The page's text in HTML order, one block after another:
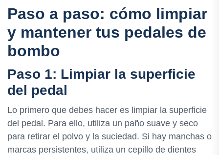
Paso a paso: cómo limpiar
y mantener tus pedales de
bombo
Paso 1: Limpiar la superficie
del pedal
Lo primero que debes hacer es limpiar la superficie
del pedal. Para ello, utiliza un paño suave y seco
para retirar el polvo y la suciedad. Si hay manchas o
marcas persistentes, utiliza un cepillo de dientes